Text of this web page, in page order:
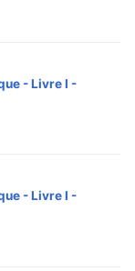
- Livre I -
- Livre I -